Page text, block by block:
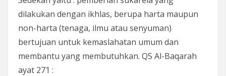
dilakukan dengan ikhlas, berupa harta maupun
non-harta (tenaga, ilmu atau senyuman)
bertujuan untuk kemaslahatan umum dan
membantu yang membutuhkan. QS Al-Baqarah
ayat 271 :